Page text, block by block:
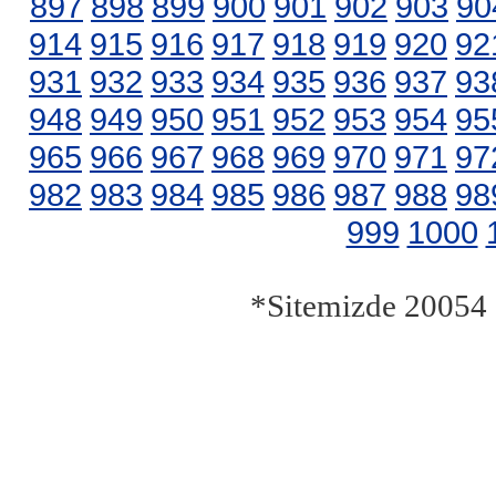
914 915 916 917 918 919 920
931 932 933 934 935 936 937
948 949 950 951 952 953 954
965 966 967 968 969 970 971
982 983 984 985 986 987 988
999 1000
*Sitemizde 20054